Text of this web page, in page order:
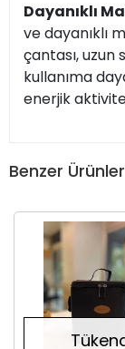
Dayanıklı
ve dayanıklı
çantası, uzun
kullanıma
enerjik
Benzer Ürünler